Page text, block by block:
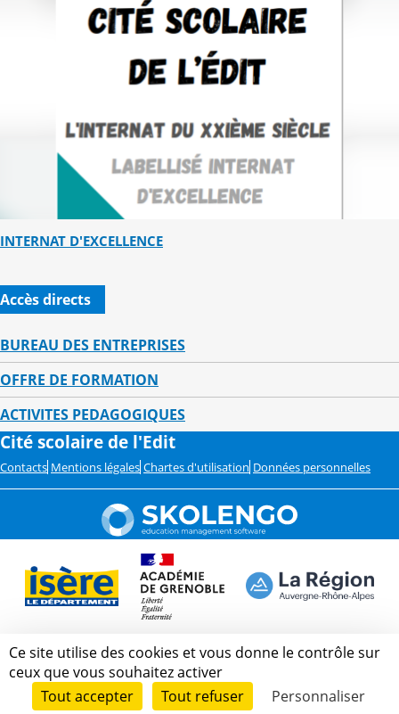
INTERNAT D'EXCELLENCE
Accès directs
BUREAU DES ENTREPRISES
OFFRE DE FORMATION
ACTIVITES PEDAGOGIQUES
Cité scolaire de l'Edit
Contacts Mentions légales Chartes d'utilisation Données personnelles
Ce site utilise des cookies et vous donne le contrôle sur
ceux que vous souhaitez activer
Tout accepter
Tout refuser Personnaliser